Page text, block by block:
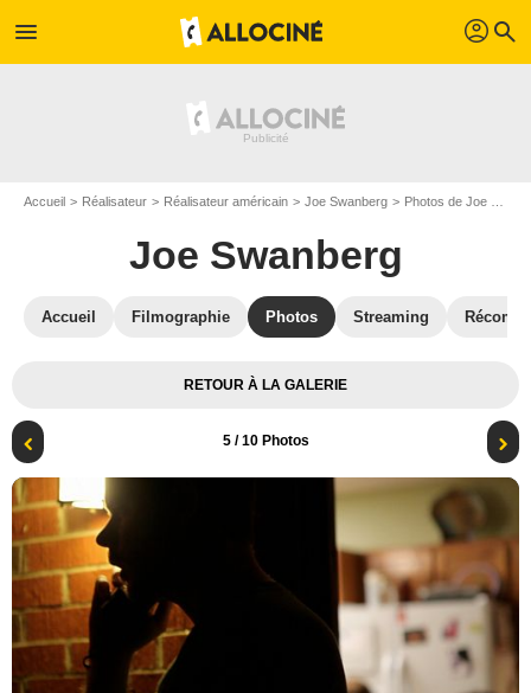
menu profil search
Accueil Réalisateur Réalisateur américain Joe Swanberg Photos de Joe Swanberg
Joe Swanberg
Accueil Filmographie Photos Streaming
RETOUR À LA GALERIE
5/ 10 Photos